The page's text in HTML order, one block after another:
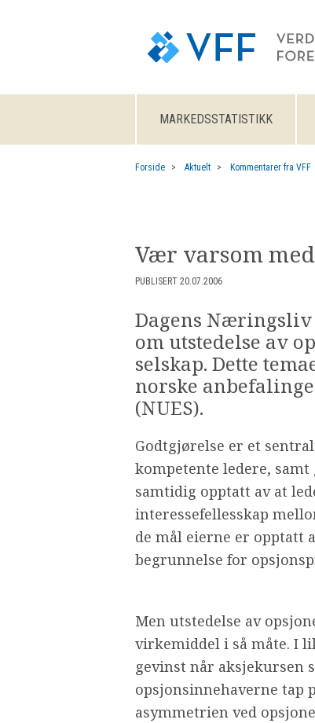
MARKEDSSTATISTIKK
Forside Aktuelt Kommentarer fra VFF
Vær varsom
PUBLISERT 20.07.2006
Dagens Næringsliv
om utstedelse av
selskap. Dette
norske
(NUES).
Godtgjørelse er et
kompetente ledere,
samtidig opptatt av at
interessefellesskap
de mål eierne er opptatt
begrunnelse for
Men utstedelse av
virkemiddel i så måte. I
gevinst når aksjekursen
opsjonsinnehaverne tap
asymmetrien ved